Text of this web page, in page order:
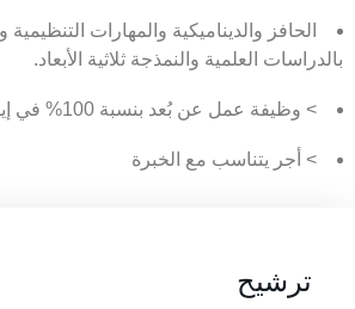
الحافز والديناميكية والمهارات التنظيمية
بالدراسات العلمية والنمذجة ثلاثية الأبعاد.
> وظيفة عمل عن بُعد بنسبة 100% في إيل دو فرانس
> أجر يتناسب مع الخبرة
ترشيح